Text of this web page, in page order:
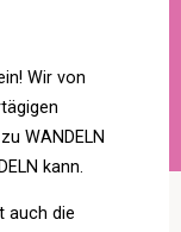
Wir von
WANDELN
kann.
auch die